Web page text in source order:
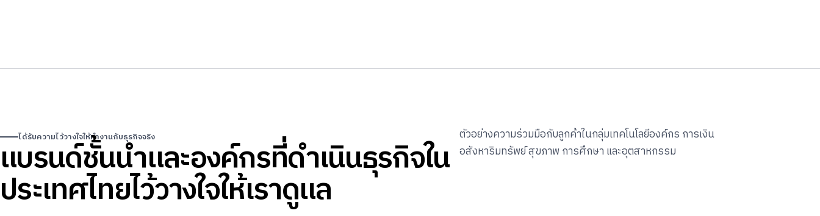
ได้รับความไว้วางใจให้ทำงานกับธุรกิจจริง
แบรนด์ชั้นนำและองค์กรที่ดำเนินธุรกิจใน
ประเทศไทยไว้วางใจให้เราดูแล
ตัวอย่างความร่วมมือกับลูกค้าในกลุ่มเทคโนโลยีองค์กร การเงิน
อสังหาริมทรัพย์ สุขภาพ การศึกษา และอุตสาหกรรม